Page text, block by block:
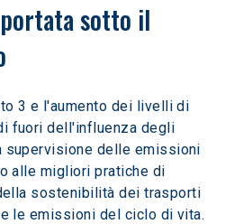
sotto il
3 e l'aumento dei livelli di
fuori dell'influenza degli
supervisione delle emissioni
alle migliori pratiche di
sostenibilità dei trasporti
le emissioni del ciclo di vita.